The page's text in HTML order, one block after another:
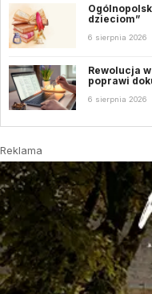
dzieciom”
6 sierpnia 2026
Rewolucja
poprawi
6 sierpnia 2026
Reklama